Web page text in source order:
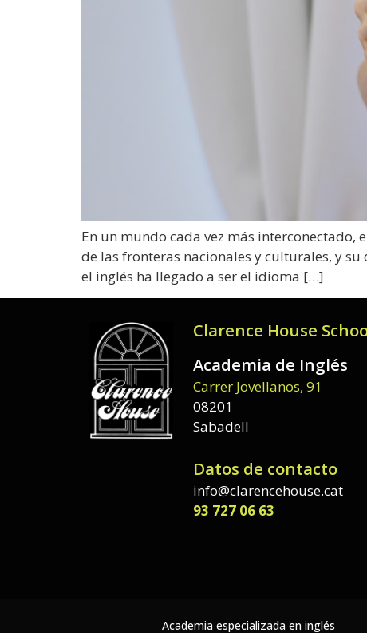
En un mundo cada vez más interconectado,
de las fronteras nacionales y culturales, y
el inglés ha llegado a ser el idioma […]
Clarence House
Academia de Inglés
Carrer Jovellanos, 91
08201
Sabadell
Datos de contacto
info@clarencehouse.cat
93 727 06 63
Academia especializada en inglés